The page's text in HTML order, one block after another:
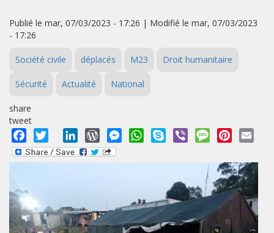
Publié le mar, 07/03/2023 - 17:26 | Modifié le mar, 07/03/2023
- 17:26
Société civile déplacés M23 Droit humanitaire
Sécurité Actualité National
share
tweet
Facebook
Twitter LinkedInWordPressMessengerWhatsApp
Skype Viber MessagePinterest